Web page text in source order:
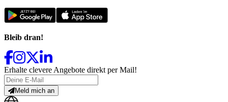
Bleib dran!
Erhalte clevere Angebote direkt per Mail!
Meld mich an